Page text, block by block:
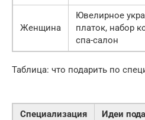
Женщина
Ювелирное
платок, набор
спа-салон
Таблица: что подарить по
Специализация Идеи